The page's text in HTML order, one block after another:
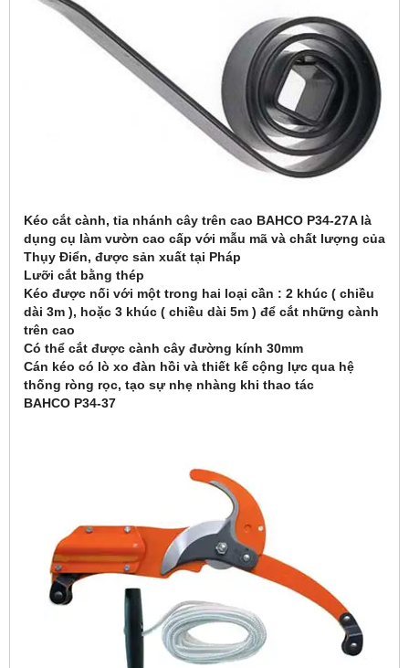
Kéo cắt cành, tỉa nhánh cây trên cao BAHCO P34-27A là
dụng cụ làm vườn cao cấp với mẫu mã và chất lượng của
Thụy Điển, được sản xuất tại Pháp
Lưỡi cắt bằng thép
Kéo được nối với một trong hai loại cần : 2 khúc ( chiều
dài 3m ), hoặc 3 khúc ( chiều dài 5m ) để cắt những cành
trên cao
Có thể cắt được cành cây đường kính 30mm
Cán kéo có lò xo đàn hồi và thiết kế cộng lực qua hệ
thống ròng rọc, tạo sự nhẹ nhàng khi thao tác
BAHCO P34-37